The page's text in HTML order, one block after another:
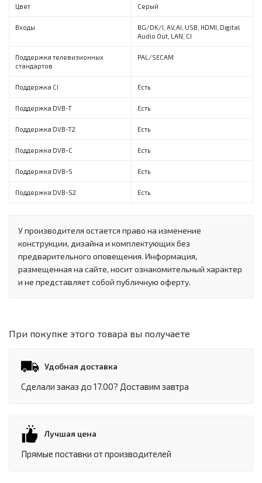
Цвет Серый
Входы
BG/DK/I, AV,AI, USB, HDMI, Digital
Audio Out, LAN, CI
Поддержка телевизионных
стандартов
PAL/SECAM
Поддержка CI Есть
Поддержка DVB-T Есть
Поддержка DVB-T2 Есть
Поддержка DVB-C Есть
Поддержка DVB-S Есть
Поддержка DVB-S2 Есть
У производителя остается право на изменение
конструкции, дизайна и комплектующих без
предварительного оповещения. Информация,
размещенная на сайте, носит ознакомительный характер
и не представляет собой публичную оферту.
При покупке этого товара вы получаете
Удобная доставка
Сделали заказ до 17.00? Доставим завтра
Лучшая цена
Прямые поставки от производителей